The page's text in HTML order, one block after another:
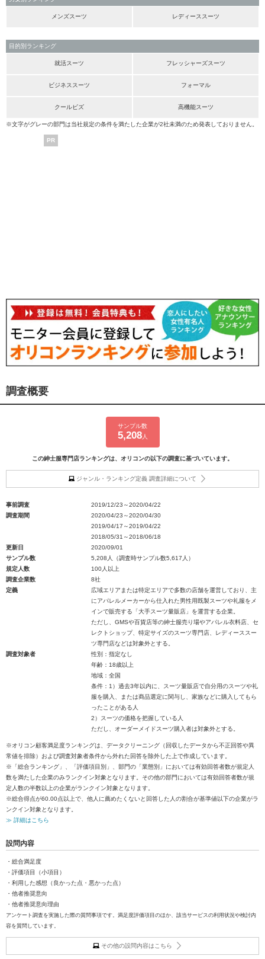
メンズスーツ レディーススーツ
目的別ランキング
就活スーツ フレッシャーズスーツ
ビジネススーツ フォーマル
クールビズ 高機能スーツ
※文字がグレーの部門は当社規定の条件を満たした企業が2社未満のため発表しておりません。
PR
調査概要
サンプル数
5,208人
この紳士服専門店ランキングは、オリコンの以下の調査に基づいています。
ジャンル・ランキング定義 調査詳細について
事前調査
2019/12/23～2020/04/22
調査期間
2020/04/23～2020/04/30
2019/04/17～2019/04/22
2018/05/31～2018/06/18
更新日
2020/09/01
サンプル数
5,208人（調査時サンプル数5,617人）
規定人数
100人以上
調査企業数
8社
定義
広域エリアまたは特定エリアで多数の店舗を運営しており、主
にアパレルメーカーから仕入れた男性用既製スーツや礼服をメ
インで販売する「大手スーツ量販店」を運営する企業。
ただし、GMSや百貨店等の紳士服売り場やアパレル衣料店、セ
レクトショップ、特定サイズのスーツ専門店、レディーススー
ツ専門店などは対象外とする。
調査対象者
性別：指定なし
年齢：18歳以上
地域：全国
条件：1）過去3年以内に、スーツ量販店で自分用のスーツや礼
服を購入、または商品選定に関与し、家族などに購入してもら
ったことがある人
2）スーツの価格を把握している人
ただし、オーダーメイドスーツ購入者は対象外とする。
※オリコン顧客満足度ランキングは、データクリーニング（回収したデータから不正回答や異
常値を排除）および調査対象者条件から外れた回答を除外した上で作成しています。
※「総合ランキング」、「評価項目別」、部門の「業態別」においては有効回答者数が規定人
数を満たした企業のみランクイン対象となります。その他の部門においては有効回答者数が規
定人数の半数以上の企業がランクイン対象となります。
※総合得点が60.00点以上で、他人に薦めたくないと回答した人の割合が基準値以下の企業がラ
ンクイン対象となります。
≫ 詳細はこちら
設問内容
・総合満足度
・評価項目（小項目）
・利用した感想（良かった点・悪かった点）
・他者推奨意向
・他者推奨意向理由
アンケート調査を実施した際の質問事項です。満足度評価項目のほか、該当サービスの利用状況や検討内
容を質問しています。
その他の設問内容はこちら